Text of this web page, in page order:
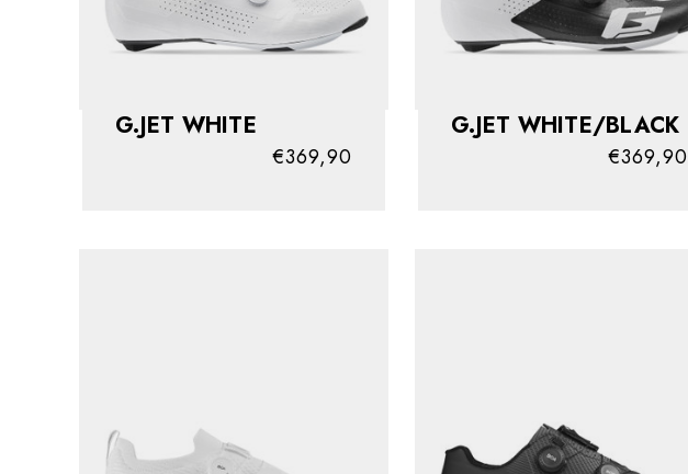
G.JET WHITE
€369,90
G.JET WHITE/BLACK
€369,90